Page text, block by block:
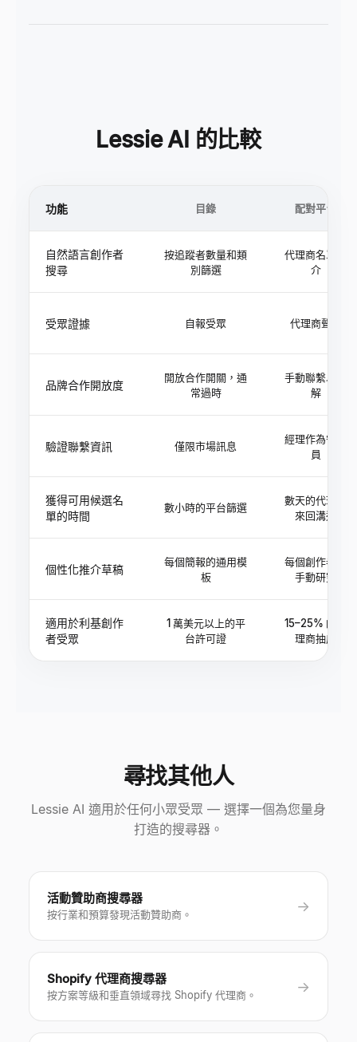
Lessie AI 的比較
功能 目錄 配對平台
自然語言創作者
搜尋
按追蹤者數量和類
別篩選
代理商名單推
介
受眾證據 自報受眾 代理商聲稱
品牌合作開放度
開放合作開關，通
常過時
手動聯繫以了
解
驗證聯繫資訊 僅限市場訊息
經理作為守門
員
獲得可用候選名
單的時間
數小時的平台篩選
數天的代理商
來回溝通
個性化推介草稿
每個簡報的通用模
板
每個創作者的
手動研究
適用於利基創作
者受眾
1 萬美元以上的平
台許可證
15–25% 的代
理商抽成
尋找其他人
Lessie AI 適用於任何小眾受眾 — 選擇一個為您量身
打造的搜尋器。
活動贊助商搜尋器
按行業和預算發現活動贊助商。
→
Shopify 代理商搜尋器
按方案等級和垂直領域尋找 Shopify 代理商。
→